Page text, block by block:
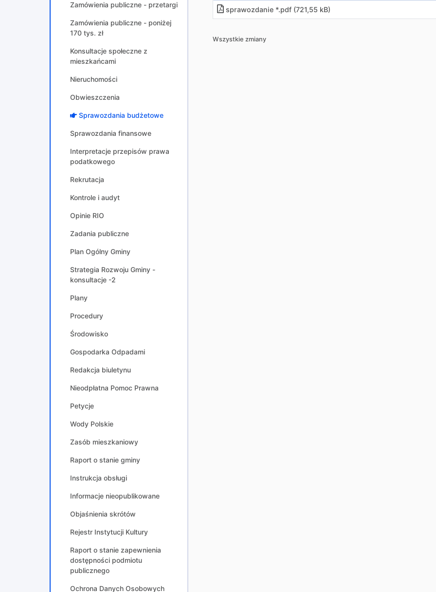
Zamówienia publiczne - przetargi
Zamówienia publiczne - poniżej
170 tys. zł
Konsultacje społeczne z
mieszkańcami
Nieruchomości
Obwieszczenia
Sprawozdania budżetowe
Sprawozdania finansowe
Interpretacje przepisów prawa
podatkowego
Rekrutacja
Kontrole i audyt
Opinie RIO
Zadania publiczne
Plan Ogólny Gminy
Strategia Rozwoju Gminy -
konsultacje -2
Plany
Procedury
Środowisko
Gospodarka Odpadami
Redakcja biuletynu
Nieodpłatna Pomoc Prawna
Petycje
Wody Polskie
Zasób mieszkaniowy
Raport o stanie gminy
Instrukcja obsługi
Informacje nieopublikowane
Objaśnienia skrótów
Rejestr Instytucji Kultury
Raport o stanie zapewnienia
dostępności podmiotu
publicznego
Ochrona Danych Osobowych
sprawozdanie *.pdf (721,55 kB)
Wszystkie zmiany